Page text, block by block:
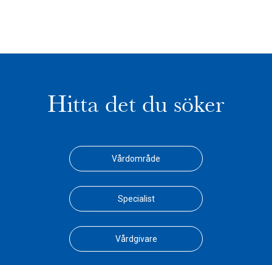
Hitta det du söker
Vårdområde
Specialist
Vårdgivare